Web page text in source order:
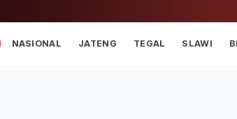
NASIONAL JATENG TEGAL SLAWI